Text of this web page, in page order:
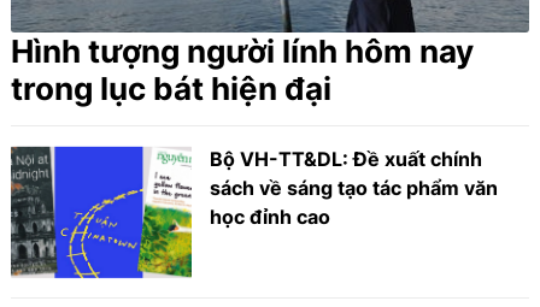
Hình tượng người lính hôm nay
trong lục bát hiện đại
Bộ VH-TT&DL: Đề xuất chính
sách về sáng tạo tác phẩm văn
học đỉnh cao